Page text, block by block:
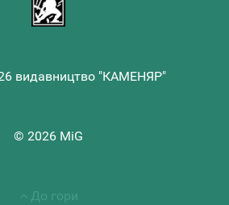
видавництво "КАМЕНЯР"
© 2026 MiG
До гори